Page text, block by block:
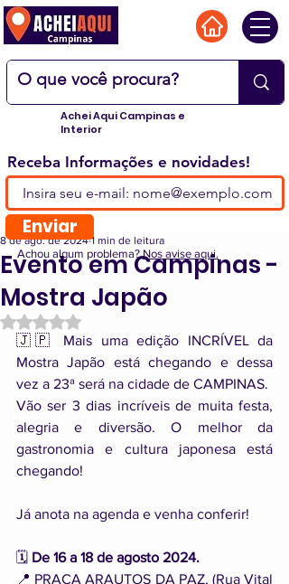
Achei Aqui Campinas e
Interior
Evento em Campinas -
Mostra Japão
8 de ago. de 2024 1 min de leitura
Avaliado com NaN de 5 estrelas.
🇯🇵 Mais uma edição INCRÍVEL da
Mostra Japão está chegando e dessa
vez a 23ª será na cidade de CAMPINAS.
Vão ser 3 dias incríveis de muita festa,
alegria e diversão. O melhor da
gastronomia e cultura japonesa está
chegando!
Já anota na agenda e venha conferir!
🗓️ De 16 a 18 de agosto 2024.
📍 PRAÇA ARAUTOS DA PAZ, (Rua Vital
Receba Informações e novidades!
Enviar
Achou algum problema?Nos avise aqui.